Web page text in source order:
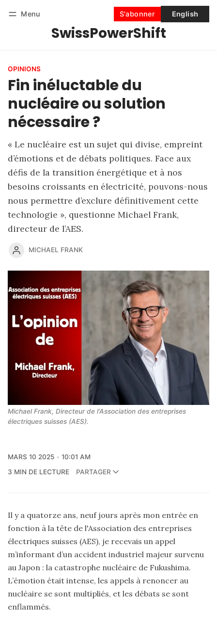
Menu
SwissPowerShift
S'abonner English
Se connecter S'abonner
OPINIONS
Fin inéluctable du
nucléaire ou solution
nécessaire ?
« Le nucléaire est un sujet qui divise, empreint
d’émotions et de débats politiques. Face aux
défis de la transition énergétique et à nos
besoins croissants en électricité, pouvons-nous
nous permettre d’exclure définitivement cette
technologie », questionne Michael Frank,
directeur de l’AES.
MICHAEL FRANK
Michael Frank, Directeur de l'Association des entreprises
électriques suisses (AES).
MARS 10 2025
10:01 AM
3 MIN DE LECTURE
PARTAGER
Il y a quatorze ans, neuf jours après mon entrée en
fonction à la tête de l'Association des entreprises
électriques suisses (AES), je recevais un appel
m’informant d’un accident industriel majeur survenu
au Japon : la catastrophe nucléaire de Fukushima.
L’émotion était intense, les appels à renoncer au
nucléaire se sont multipliés, et les débats se sont
enflammés.